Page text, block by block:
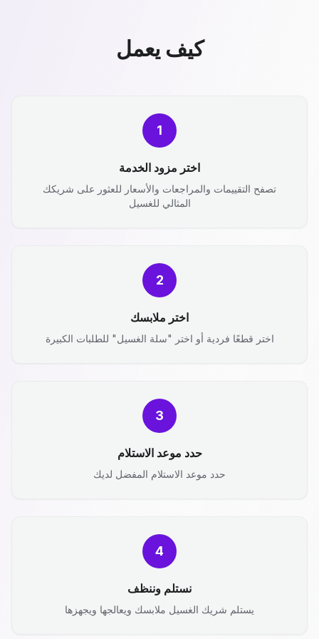
كيف يعمل
1
اختر مزود الخدمة
تصفح التقييمات والمراجعات والأسعار للعثور على شريكك
المثالي للغسيل
2
اختر ملابسك
اختر قطعًا فردية أو اختر "سلة الغسيل" للطلبات الكبيرة
3
حدد موعد الاستلام
حدد موعد الاستلام المفضل لديك
4
نستلم وننظف
يستلم شريك الغسيل ملابسك ويعالجها ويجهزها